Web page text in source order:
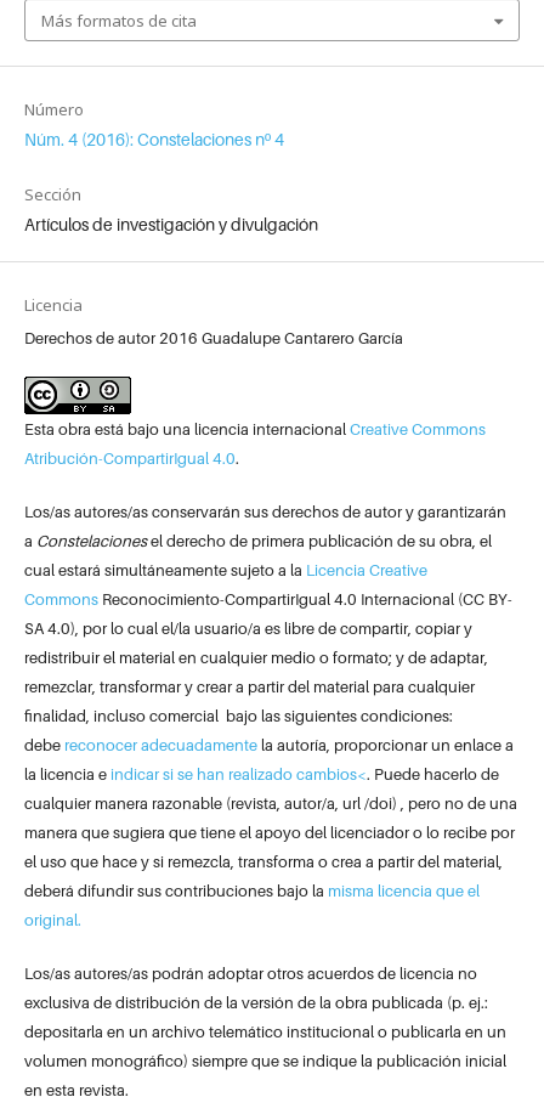
Número
Núm. 4 (2016): Constelaciones nº 4
Sección
Artículos de investigación y divulgación
Licencia
Derechos de autor 2016 Guadalupe Cantarero García
Esta obra está bajo una licencia internacional Creative Commons
Atribución-CompartirIgual 4.0.
Los/as autores/as conservarán sus derechos de autor y garantizarán
a Constelacionesel derecho de primera publicación de su obra, el
cual estará simultáneamente sujeto a la Licencia Creative
Commons Reconocimiento-CompartirIgual 4.0 Internacional (CC BY-
SA 4.0), por lo cual el/la usuario/a es libre de compartir, copiar y
redistribuir el material en cualquier medio o formato; y de adaptar,
remezclar, transformar y crear a partir del material para cualquier
finalidad, incluso comercial bajo las siguientes condiciones:
debe reconocer adecuadamentela autoría, proporcionar un enlace a
la licencia e indicar si se han realizado cambios<. Puede hacerlo de
cualquier manera razonable (revista, autor/a, url /doi) , pero no de una
manera que sugiera que tiene el apoyo del licenciador o lo recibe por
el uso que hace y si remezcla, transforma o crea a partir del material,
deberá difundir sus contribuciones bajo la misma licencia que el
original.
Los/as autores/as podrán adoptar otros acuerdos de licencia no
exclusiva de distribución de la versión de la obra publicada (p. ej.:
depositarla en un archivo telemático institucional o publicarla en un
volumen monográfico) siempre que se indique la publicación inicial
en esta revista.
Más formatos de cita